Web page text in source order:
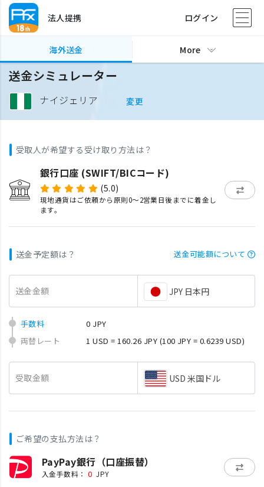
法人提携 ログイン
海外送金 More
送金シミュレーター
ナイジェリア 変更
受取人が希望する受け取り方法は？
銀行口座 (SWIFT/BICコード)
(5.0)
現地通貨はご依頼から原則0〜2営業日後までに着金し
ます。
送金予定額は？ 送金可能額について
送金金額 JPY 日本円
手数料
0 JPY
両替レート
1 USD = 160.26 JPY (100 JPY = 0.6239 USD)
受取金額 USD 米国ドル
ご希望の支払方法は？
PayPay銀行（口座振替）
入金手数料： 0 JPY